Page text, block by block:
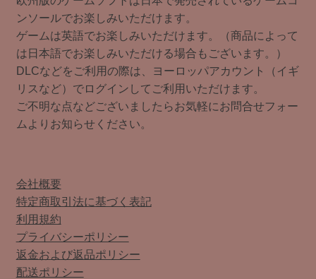
ンソールでお楽しみいただけます。
ゲームは英語でお楽しみいただけます。（商品によって
は日本語でお楽しみいただける場合もございます。）
DLCなどをご利用の際は、ヨーロッパアカウント（イギ
リスなど）でログインしてご利用いただけます。
ご不明な点などございましたらお気軽にお問合せフォー
ムよりお知らせください。
会社概要
特定商取引法に基づく表記
利用規約
プライバシーポリシー
返金および返品ポリシー
配送ポリシー